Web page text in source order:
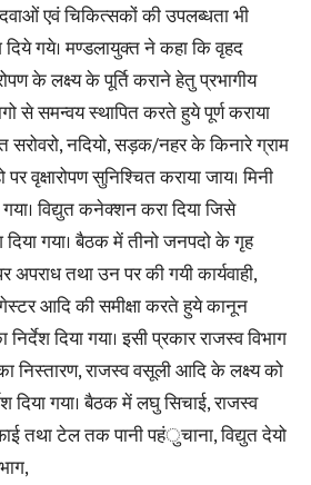
दवाओं एवं चिकित्सकों की उपलब्धता भी
गये। मण्डलायुक्त ने कहा कि वृहद
के लक्ष्य के पूर्ति कराने हेतु प्रभागीय
से समन्वय स्थापित करते हुये पूर्ण कराया
सरोवरो, नदियो, सड़क/नहर के किनारे ग्राम
वृक्षारोपण सुनिश्चित कराया जाय। मिनी
विद्युत कनेक्शन करा दिया जिसे
गया। बैठक में तीनो जनपदो के गृह
तथा उन पर की गयी कार्यवाही,
आदि की समीक्षा करते हुये कानून
दिया गया। इसी प्रकार राजस्व विभाग
निस्तारण, राजस्व वसूली आदि के लक्ष्य को
दिया गया। बैठक में लघु सिचाई, राजस्व
तथा टेल तक पानी पहंुचाना, विद्युत देयो